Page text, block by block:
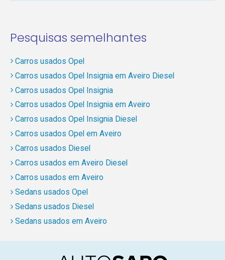
Pesquisas semelhantes
Carros usados Opel
Carros usados Opel Insignia em Aveiro Diesel
Carros usados Opel Insignia
Carros usados Opel Insignia em Aveiro
Carros usados Opel Insignia Diesel
Carros usados Opel em Aveiro
Carros usados Diesel
Carros usados em Aveiro Diesel
Carros usados em Aveiro
Sedans usados Opel
Sedans usados Diesel
Sedans usados em Aveiro